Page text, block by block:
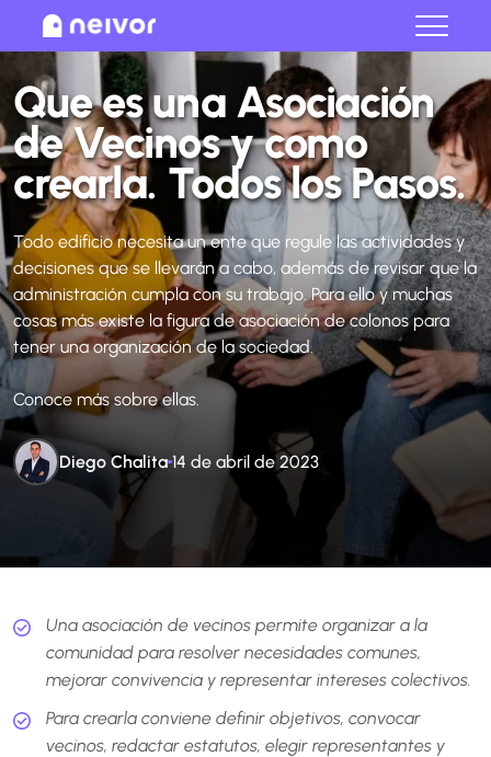
Cerrar
Que es una Asociación
de Vecinos y como
crearla. Todos los Pasos.
Todo edificio necesita un ente que regule las actividades y
decisiones que se llevarán a cabo, además de revisar que la
administración cumpla con su trabajo. Para ello y muchas
cosas más existe la figura de asociación de colonos para
tener una organización de la sociedad.
Conoce más sobre ellas.
Diego Chalita14 de abril de 2023
Una asociación de vecinos permite organizar a la
comunidad para resolver necesidades comunes,
mejorar convivencia y representar intereses colectivos.
Para crearla conviene definir objetivos, convocar
vecinos, redactar estatutos, elegir representantes y